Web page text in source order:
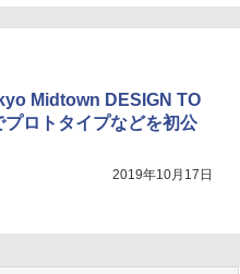
Midtown DESIGN TO
ロトタイプなどを初公
2019年10月17日